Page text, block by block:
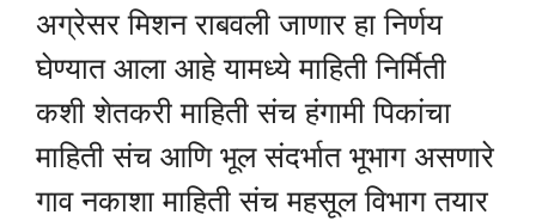
अग्रेसर मिशन राबवली जाणार हा निर्णय
घेण्यात आला आहे यामध्ये माहिती निर्मिती
कशी शेतकरी माहिती संच हंगामी पिकांचा
माहिती संच आणि भूल संदर्भात भूभाग असणारे
गाव नकाशा माहिती संच महसूल विभाग तयार